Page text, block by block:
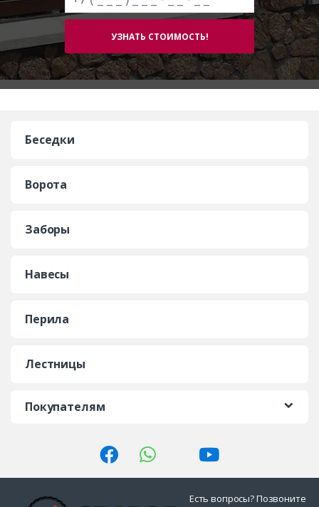
Беседки
Ворота
Заборы
Навесы
Перила
Лестницы
Покупателям
Есть вопросы? Позвоните